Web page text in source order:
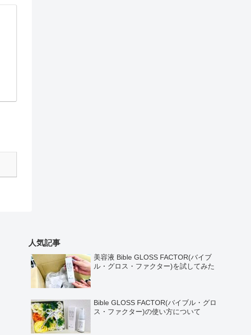
人気記事
美容液 Bible GLOSS FACTOR(バイブ
ル・グロス・ファクター)を試してみた
Bible GLOSS FACTOR(バイブル・グロ
ス・ファクター)の使い方について